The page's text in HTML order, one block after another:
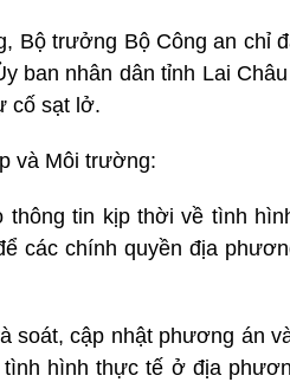
Bộ trưởng Bộ Công an chỉ
ban nhân dân tỉnh Lai
cố sạt lở.
và Môi trường:
thông tin kịp thời về tình
các chính quyền địa
soát, cập nhật phương án
hình thực tế ở địa